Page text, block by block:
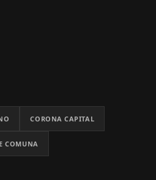
CORONA CAPITAL
COMUNA